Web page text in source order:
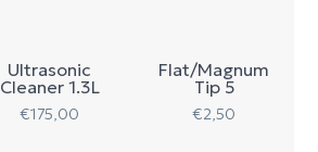
Ultrasonic
Cleaner 1.3L
€175,00
Flat/Magnum
Tip 5
€2,50